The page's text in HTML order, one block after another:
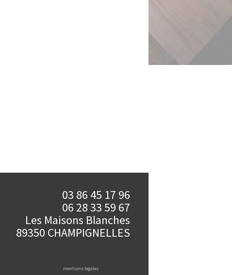
03 86 45 17 96
06 28 33 59 67
Les Maisons Blanches
89350 CHAMPIGNELLES
mentions legales